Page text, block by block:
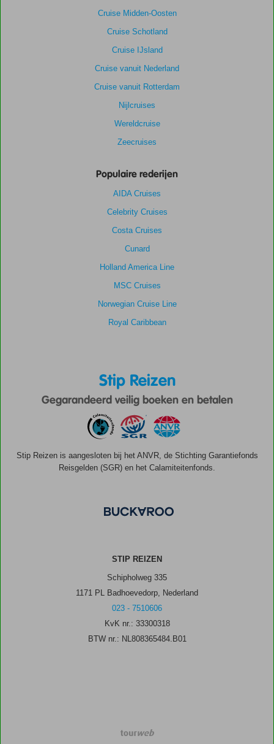
Cruise Midden-Oosten
Cruise Schotland
Cruise IJsland
Cruise vanuit Nederland
Cruise vanuit Rotterdam
Nijlcruises
Wereldcruise
Zeecruises
Populaire rederijen
AIDA Cruises
Celebrity Cruises
Costa Cruises
Cunard
Holland America Line
MSC Cruises
Norwegian Cruise Line
Royal Caribbean
Stip Reizen
Gegarandeerd veilig boeken en betalen
Stip Reizen is aangesloten bij het ANVR, de Stichting Garantiefonds
Reisgelden (SGR) en het Calamiteitenfonds.
STIP REIZEN
Schipholweg 335
1171 PL Badhoevedorp, Nederland
023 - 7510606
KvK nr.: 33300318
BTW nr.: NL808365484.B01
TourWeb